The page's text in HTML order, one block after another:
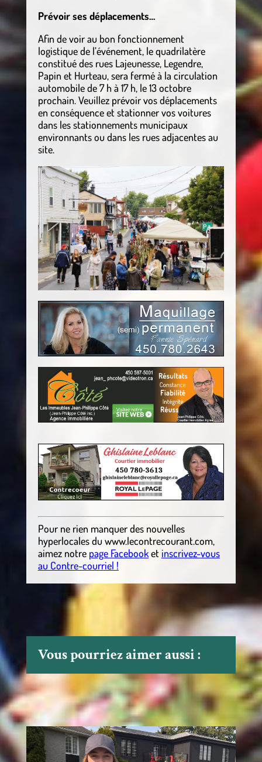
Prévoir ses déplacements…
Afin de voir au bon fonctionnement
logistique de l’événement, le quadrilatère
constitué des rues Lajeunesse, Legendre,
Papin et Hurteau, sera fermé à la circulation
automobile de 7 h à 17 h, le 13 octobre
prochain. Veuillez prévoir vos déplacements
en conséquence et stationner vos voitures
dans les stationnements municipaux
environnants ou dans les rues adjacentes au
site.
Pour ne rien manquer des nouvelles
hyperlocalesdu www.lecontrecourant.com,
aimez notre page Facebooket inscrivez-vous
au Contre-courriel !
Vous pourriez aimer aussi :